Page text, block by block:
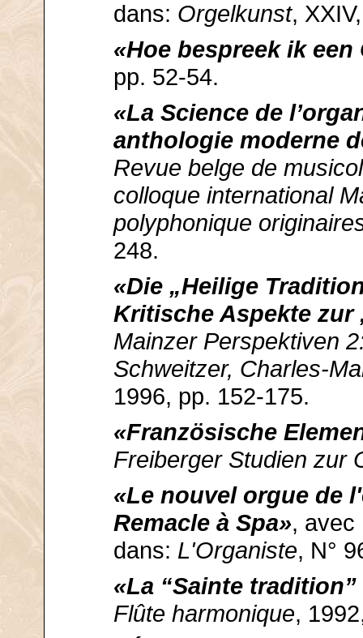
dans: Orgelkunst,
«Hoe bespreek ik een
pp. 52-54.
«La Science de
anthologie moderne
Revue belge de
colloque international
polyphonique
248.
«Die „Heilige
Kritische Aspekte zur
Mainzer Perspektiven
Schweitzer, Charles-
1996, pp. 152-175.
«Französische
Freiberger Studien zur
«Le nouvel orgue de
Remacle à Spa», avec
dans: L'Organiste, N°
«La “Sainte
Flûte harmonique,